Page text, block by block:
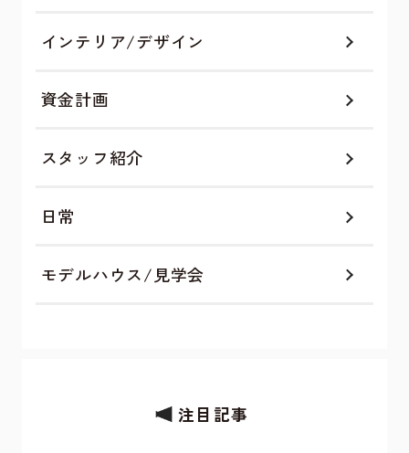
インテリア/デザイン
資金計画
スタッフ紹介
日常
モデルハウス/見学会
注目記事